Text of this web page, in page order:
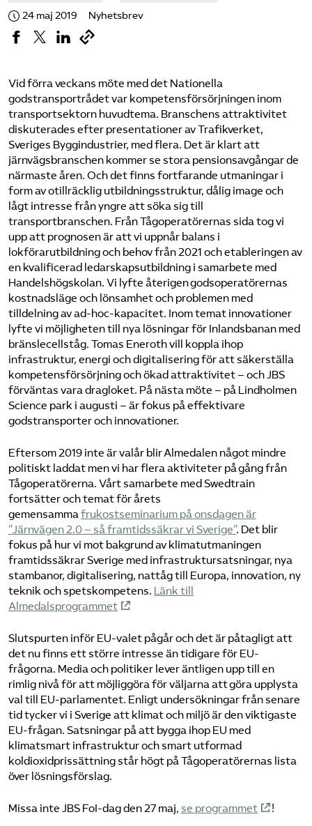
24 maj 2019 Nyhetsbrev
Vid förra veckans möte med det Nationella
godstransportrådet var kompetensförsörjningen inom
transportsektorn huvudtema. Branschens attraktivitet
diskuterades efter presentationer av Trafikverket,
Sveriges Byggindustrier, med flera. Det är klart att
järnvägsbranschen kommer se stora pensionsavgångar de
närmaste åren. Och det finns fortfarande utmaningar i
form av otillräcklig utbildningsstruktur, dålig image och
lågt intresse från yngre att söka sig till
transportbranschen. Från Tågoperatörernas sida tog vi
upp att prognosen är att vi uppnår balans i
lokförarutbildning och behov från 2021 och etableringen av
en kvalificerad ledarskapsutbildning i samarbete med
Handelshögskolan. Vi lyfte återigen godsoperatörernas
kostnadsläge och lönsamhet och problemen med
tilldelning av ad-hoc-kapacitet. Inom temat innovationer
lyfte vi möjligheten till nya lösningar för Inlandsbanan med
bränslecellståg. Tomas Eneroth vill koppla ihop
infrastruktur, energi och digitalisering för att säkerställa
kompetensförsörjning och ökad attraktivitet – och JBS
förväntas vara dragloket. På nästa möte – på Lindholmen
Science park i augusti – är fokus på effektivare
godstransporter och innovationer.
Eftersom 2019 inte är valår blir Almedalen något mindre
politiskt laddat men vi har flera aktiviteter på gång från
Tågoperatörerna. Vårt samarbete med Swedtrain
fortsätter och temat för årets
gemensammafrukostseminarium på onsdagen är
”Järnvägen 2.0 – så framtidssäkrar vi Sverige”. Det blir
fokus på hur vi mot bakgrund av klimatutmaningen
framtidssäkrar Sverige med infrastruktursatsningar, nya
stambanor, digitalisering, nattåg till Europa, innovation, ny
teknik och spetskompetens. Länk till
Almedalsprogrammet
Slutspurten inför EU-valet pågår och det är påtagligt att
det nu finns ett större intresse än tidigare för EU-
frågorna. Media och politiker lever äntligen upp till en
rimlig nivå för att möjliggöra för väljarna att göra upplysta
val till EU-parlamentet. Enligt undersökningar från senare
tid tycker vi i Sverige att klimat och miljö är den viktigaste
EU-frågan. Satsningar på att bygga ihop EU med
klimatsmart infrastruktur och smart utformad
koldioxidprissättning står högt på Tågoperatörernas lista
över lösningsförslag.
Missa inte JBS FoI-dag den 27 maj, se programmet !